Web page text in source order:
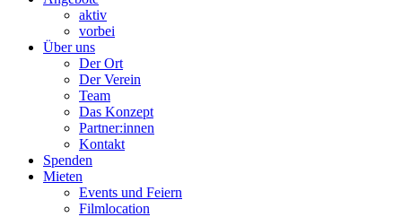
aktiv
vorbei
Über uns
Der Ort
Der Verein
Team
Das Konzept
Partner:innen
Kontakt
Spenden
Mieten
Events und Feiern
Filmlocation